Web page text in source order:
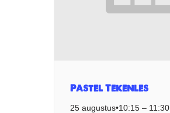
Pastel Tekenles
25 augustus•10:15 – 11:30